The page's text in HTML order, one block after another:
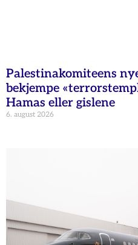
Palestinakomiteens
bekjempe
Hamas eller gislene
6. august 2026